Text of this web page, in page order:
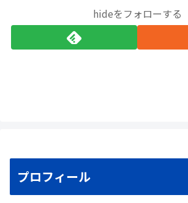
hideをフォローする
プロフィール